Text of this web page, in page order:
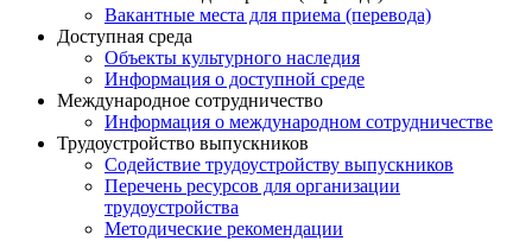
Вакантные места для приема (перевода)
Доступная среда
Объекты культурного наследия
Информация о доступной среде
Международное сотрудничество
Информация о международном сотрудничестве
Трудоустройство выпускников
Содействие трудоустройству выпускников
Перечень ресурсов для организации
трудоустройства
Методические рекомендации